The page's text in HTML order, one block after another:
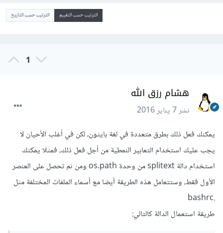
الترتيب حسب التقييم الترتيب حسب التاريخ
1
هشام رزق الله
نشر7 يناير 2016
يمكنك فعل ذلك بطرق متعددة في لغة بايثون، لكن في أغلب الأحيان لا
يجب عليك استخدام التعابير النمطية من أجل فعل ذلك، فمثلا يمكنك
استخدام دالة splitext من وحدة os.path ومن ثم تحصل على العنصر
الأول فقط، وستتعامل هذه الطريقة أيضا مع أسماء الملفات المختلفة مثل
طريقة استعمال الدالة كالتالي: